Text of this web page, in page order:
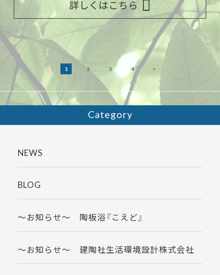
詳しくはこちら
1 2 3 4 »
Category
NEWS
BLOG
～お知らせ～ 陶板浴『こえど』
～お知らせ～ 建陶社生活環境設計株式会社